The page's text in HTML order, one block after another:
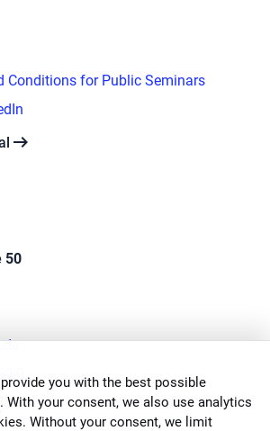
you with the best possible
With your consent, we also use analytics
Without your consent, we limit
Conditions for Public Seminars
arrow_right_alt
50
0
50